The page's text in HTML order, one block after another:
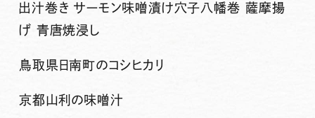
出汁巻き サーモン味噌漬け穴子八幡巻 薩摩揚
げ 青唐焼浸し
鳥取県日南町のコシヒカリ
京都山利の味噌汁